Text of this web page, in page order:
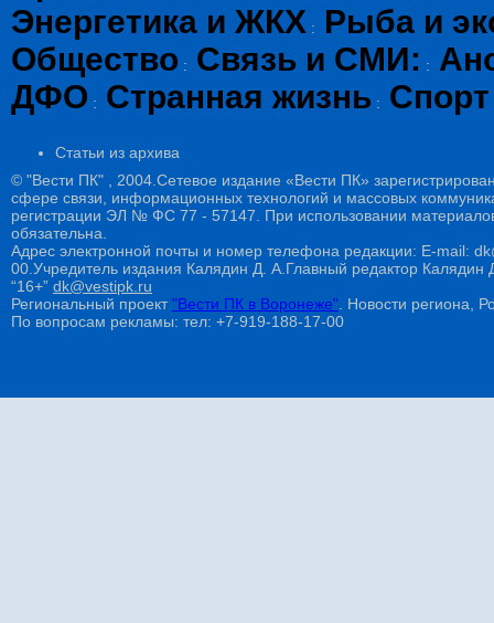
Энергетика и ЖКХ :
Рыба и
Общество : Связь и СМИ: :
ДФО : Странная жизнь : Спорт
Статьи из архива
© "Вести ПК" , 2004.Сетевое издание «Вести ПК»
сфере связи, информационных технологий и массовых
регистрации ЭЛ № ФС 77 - 57147. При использовании
обязательна.
Адрес электронной почты и номер телефона редакции: E-mail:
00.Учредитель издания Калядин Д. А.Главный редактор
“16+” dk@vestipk.ru
Региональный проект"Вести ПК в Воронеже" . Новости региона,
По вопросам рекламы: тел: +7-919-188-17-00